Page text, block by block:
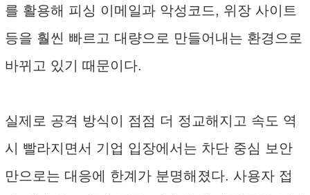
를 활용해 피싱 이메일과 악성코드, 위장 사이트
등을 훨씬 빠르고 대량으로 만들어내는 환경으로
바뀌고 있기 때문이다.
실제로 공격 방식이 점점 더 정교해지고 속도 역
시 빨라지면서 기업 입장에서는 차단 중심 보안
만으로는 대응에 한계가 분명해졌다. 사용자 접